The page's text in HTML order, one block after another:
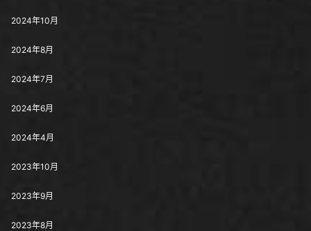
2024年10月
2024年8月
2024年7月
2024年6月
2024年4月
2023年10月
2023年9月
2023年8月